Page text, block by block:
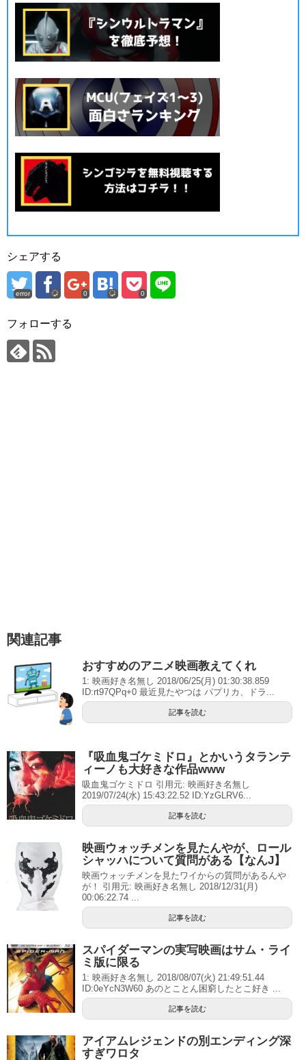
シェアする
error 0 0
フォローする
関連記事
おすすめのアニメ映画教えてくれ
1: 映画好き名無し 2018/06/25(月) 01:30:38.859
ID:rt97QPq+0 最近見たやつは パプリカ、ドラ...
記事を読む
『吸血鬼ゴケミドロ』とかいうタランテ
ィーノも大好きな作品www
吸血鬼ゴケミドロ 引用元: 映画好き名無し
2019/07/24(水) 15:43:22.52 ID:YzGLRV6...
記事を読む
映画ウォッチメンを見たんやが、ロール
シャッハについて質問がある【なんJ】
映画ウォッチメンを見たワイからの質問があるんや
が！ 引用元: 映画好き名無し 2018/12/31(月)
00:06:22.74 ...
記事を読む
スパイダーマンの実写映画はサム・ライ
ミ版に限る
1: 映画好き名無し 2018/08/07(火) 21:49:51.44
ID:0eYcN3W60 あのとことん困窮したとこ好き ...
記事を読む
アイアムレジェンドの別エンディング深
すぎワロタ